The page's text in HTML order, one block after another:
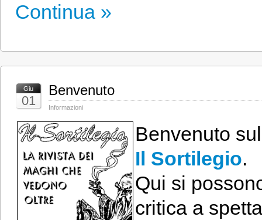
Continua »
Giu
01
Benvenuto
Informazioni
Benvenuto
Il Sortilegio.
Qui si
critica a